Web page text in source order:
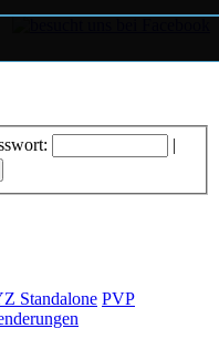
|
Standalone PVP